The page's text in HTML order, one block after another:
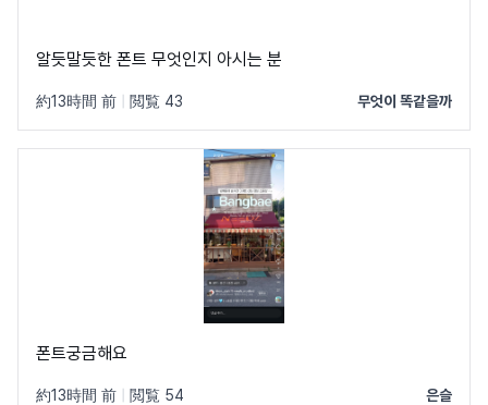
알듯말듯한 폰트 무엇인지 아시는 분
約13時間 前 閲覧 43 무엇이 똑같을까
폰트궁금해요
約13時間 前 閲覧 54 은슬